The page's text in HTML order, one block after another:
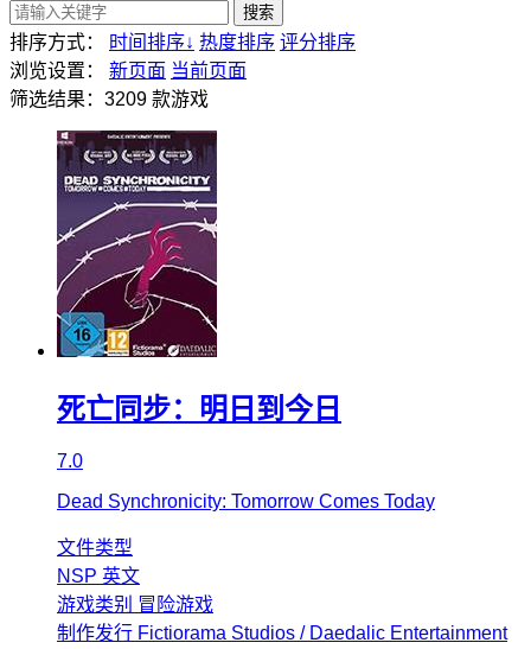
搜索
排序方式： 时间排序↓ 热度排序 评分排序
浏览设置：
新页面 当前页面
筛选结果： 3209 款游戏
死亡同步：明日到今日
7.0
Dead Synchronicity: Tomorrow Comes Today
文件类型
NSP 英文
游戏类别 冒险游戏
制作发行 Fictiorama Studios / Daedalic Entertainment